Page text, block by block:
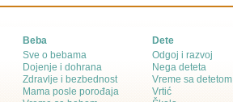
Beba
Sve o bebama
Dojenje i dohrana
Zdravlje i bezbednost
Mama posle porođaja
Dete
Odgoj i razvoj
Nega deteta
Vreme sa detetom
Vrtić